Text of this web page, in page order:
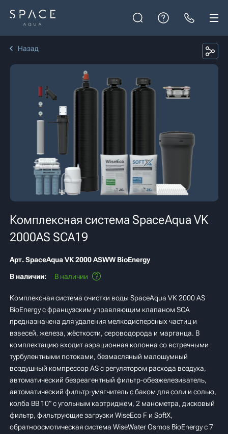
Назад
Комплексная система SpaceAqua VK
2000AS SCA19
Арт.SpaceAqua VK 2000 ASWW BioEnergy
В наличии: В наличии
Комплексная система очистки воды SpaceAqua VK 2000 AS
BioEnergy с французским управляющим клапаном SCA
предназначена для удаления мелкодисперсных частиц и
взвесей, железа, жёсткости, сероводорода и марганца. В
комплектацию входит аэрационная колонна со встречными
турбулентными потоками, безмасляный малошумный
воздушный компрессор AS с регулятором расхода воздуха,
автоматический безреагентный фильтр-обезжелезиватель,
автоматический фильтр-умягчитель с баком для соли и солью,
колба BB 10” с угольным картриджем, 2 манометра, дисковый
фильтр, фильтрующие загрузки WiseEco F и SoftX,
обратноосмотическая система WiseWater Osmos BioEnergy с 7